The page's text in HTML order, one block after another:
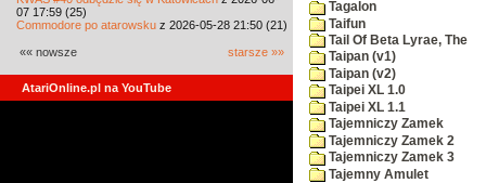
07 17:59 (25)
Commodore po atarowsku z 2026-05-28 21:50 (21)
«« nowsze starsze »»
AtariOnline.pl na YouTube
Tagalon
Taifun
Tail Of Beta Lyrae, The
Taipan (v1)
Taipan (v2)
Taipei XL 1.0
Taipei XL 1.1
Tajemniczy Zamek
Tajemniczy Zamek 2
Tajemniczy Zamek 3
Tajemny Amulet